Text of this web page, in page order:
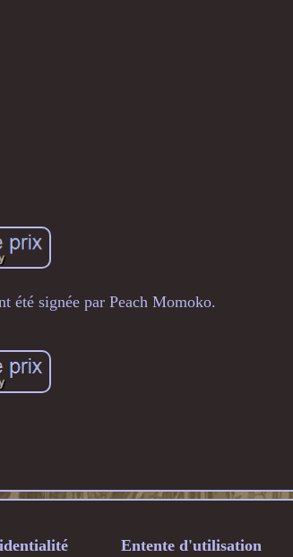
été signée par Peach Momoko.
Entente d'utilisation